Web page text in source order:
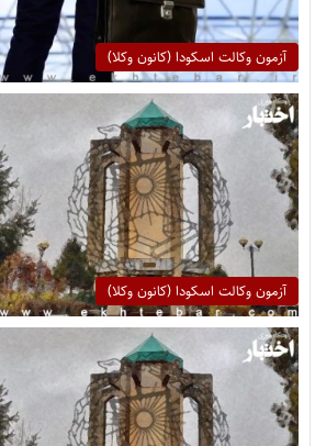
آزمون وکالت اسکودا (کانون وکلا)
آزمون وکالت اسکودا (کانون وکلا)